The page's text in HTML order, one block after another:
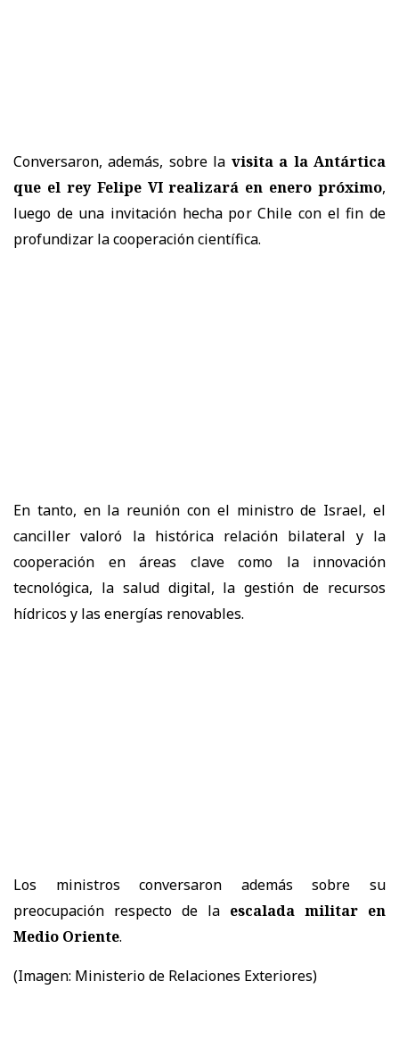
Conversaron, además, sobre la visita a la Antártica
que el rey Felipe VI realizará en enero próximo,
luego de una invitación hecha por Chile con el fin de
profundizar la cooperación científica.
En tanto, en la reunión con el ministro de Israel, el
canciller valoró la histórica relación bilateral y la
cooperación en áreas clave como la innovación
tecnológica, la salud digital, la gestión de recursos
hídricos y las energías renovables.
Los ministros conversaron además sobre su
preocupación respecto de la escalada militar en
Medio Oriente.
(Imagen: Ministerio de Relaciones Exteriores)